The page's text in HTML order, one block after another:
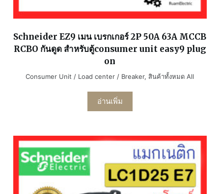
Schneider EZ9 เมน เบรกเกอร์ 2P 50A 63A MCCB
RCBO กันดูด สำหรับตู้consumer unit easy9 plug
on
Consumer Unit / Load center / Breaker, สินค้าทั้งหมด All
อ่านเพิ่ม